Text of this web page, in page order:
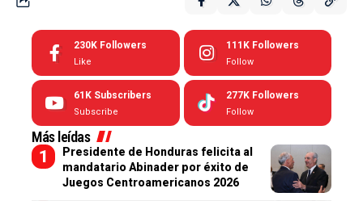
230K Followers
Like
111K Followers
Follow
61K Subscribers
Subscribe
277K Followers
Follow
Más leídas
Presidente de Honduras felicita al
mandatario Abinader por éxito de
Juegos Centroamericanos 2026